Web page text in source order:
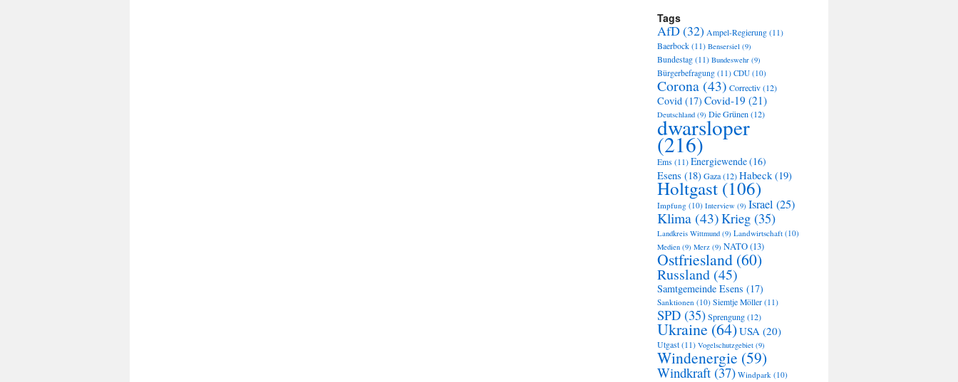
Tags
AfD(32) Ampel-Regierung (11)
Baerbock (11) Bensersiel (9)
Bundestag (11) Bundeswehr (9)
Bürgerbefragung (11) CDU (10)
Corona (43) Correctiv(12)
Covid (17) Covid-19 (21)
Deutschland (9) Die Grünen(12)
dwarsloper
(216)
Ems (11) Energiewende(16)
Esens (18)Gaza(12)Habeck(19)
Holtgast (106)
Impfung (10) Interview (9) Israel (25)
Klima (43)Krieg (35)
Landkreis Wittmund (9) Landwirtschaft (10)
Medien (9) Merz (9) NATO(13)
Ostfriesland (60)
Russland (45)
Samtgemeinde Esens (17)
Sanktionen (10) Siemtje Möller (11)
SPD (35)Sprengung(12)
Ukraine (64)USA (20)
Utgast (11) Vogelschutzgebiet (9)
Windenergie (59)
Windkraft (37) Windpark (10)